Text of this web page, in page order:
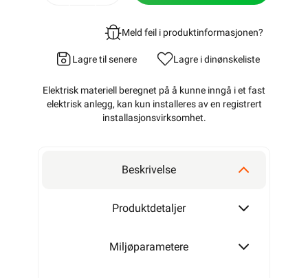
Meld feil i produktinformasjonen?
Lagre til senere Lagre i dinønskeliste
Elektrisk materiell beregnet på å kunne inngå i et fast
elektrisk anlegg, kan kun installeres av en registrert
installasjonsvirksomhet.
Beskrivelse
Produktdetaljer
Miljøparametere